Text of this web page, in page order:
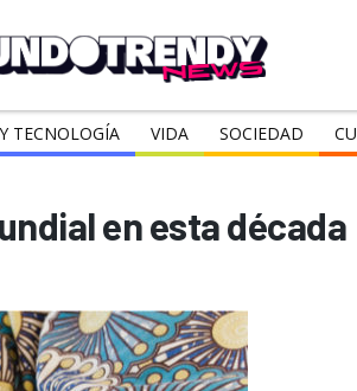
TECNOLOGÍA VIDA SOCIEDAD
en esta década